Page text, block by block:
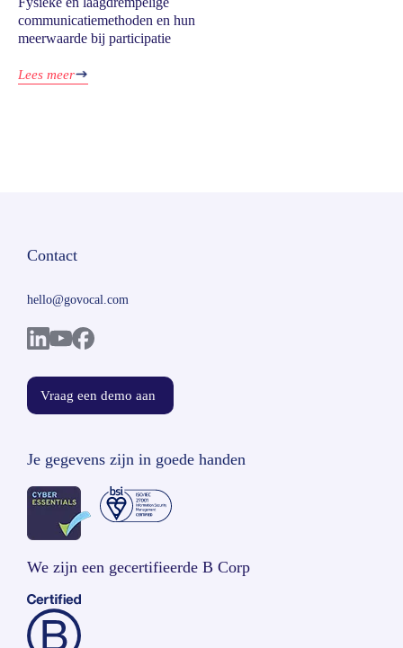
communicatiemethoden en hun
meerwaarde bij participatie
Lees meer
Contact
hello@govocal.com
Vraag een demo aan
Je gegevens zijn in goede handen
We zijn een gecertifieerde B Corp